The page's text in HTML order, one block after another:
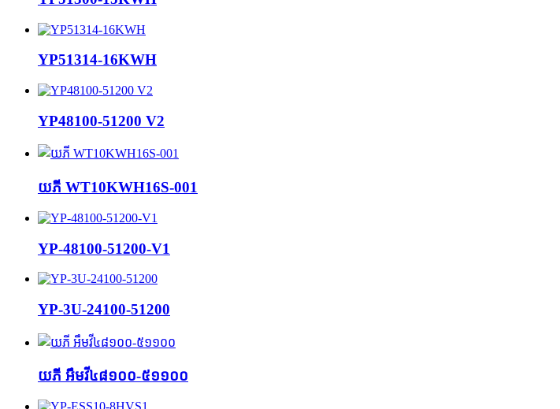
YP51314-16KWH
YP48100-51200 V2
យភី WT10KWH16S-001
YP-48100-51200-V1
YP-3U-24100-51200
យភី អឹមវី៤៨១០០-៥១១០០